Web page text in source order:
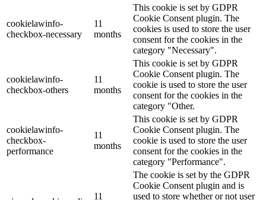
cookielawinfo-
checkbox-necessary
11
months
This cookie is set by GDPR
Cookie Consent plugin. The
cookies is used to store the user
consent for the cookies in the
category "Necessary".
cookielawinfo-
checkbox-others
11
months
This cookie is set by GDPR
Cookie Consent plugin. The
cookie is used to store the user
consent for the cookies in the
category "Other.
cookielawinfo-
checkbox-
performance
11
months
This cookie is set by GDPR
Cookie Consent plugin. The
cookie is used to store the user
consent for the cookies in the
category "Performance".
11
The cookie is set by the GDPR
Cookie Consent plugin and is
used to store whether or not user